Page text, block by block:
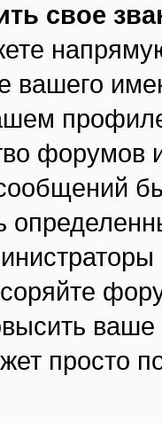
свое
вашего
форумов
просто